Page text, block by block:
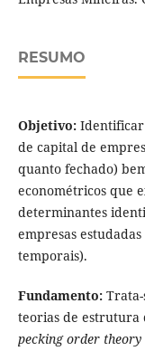
RESUMO
Objetivo:
de capital de
quanto fechado)
econométricos que
determinantes
empresas
temporais).
Fundamento:
teorias de estrutura
pecking order theory